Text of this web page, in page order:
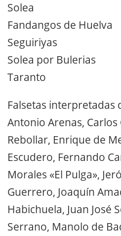
Solea
Fandangos de Huelva
Seguiriyas
Solea por Bulerias
Taranto
Falsetas interpretadas
Antonio Arenas,
Rebollar, Enrique de
Escudero, Fernando
Morales «El Pulga»,
Guerrero, Joaquín
Habichuela, Juan José
Serrano, Manolo de